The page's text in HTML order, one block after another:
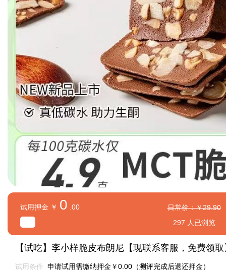
试用押金 ￥ 0 .00
日常价：￥29.90
297 人已浏览
【试吃】李小样脆皮布朗尼【现联系客服，免费领
试用条件 申请试用需缴纳押金￥0.00（测评完成后退还押金）